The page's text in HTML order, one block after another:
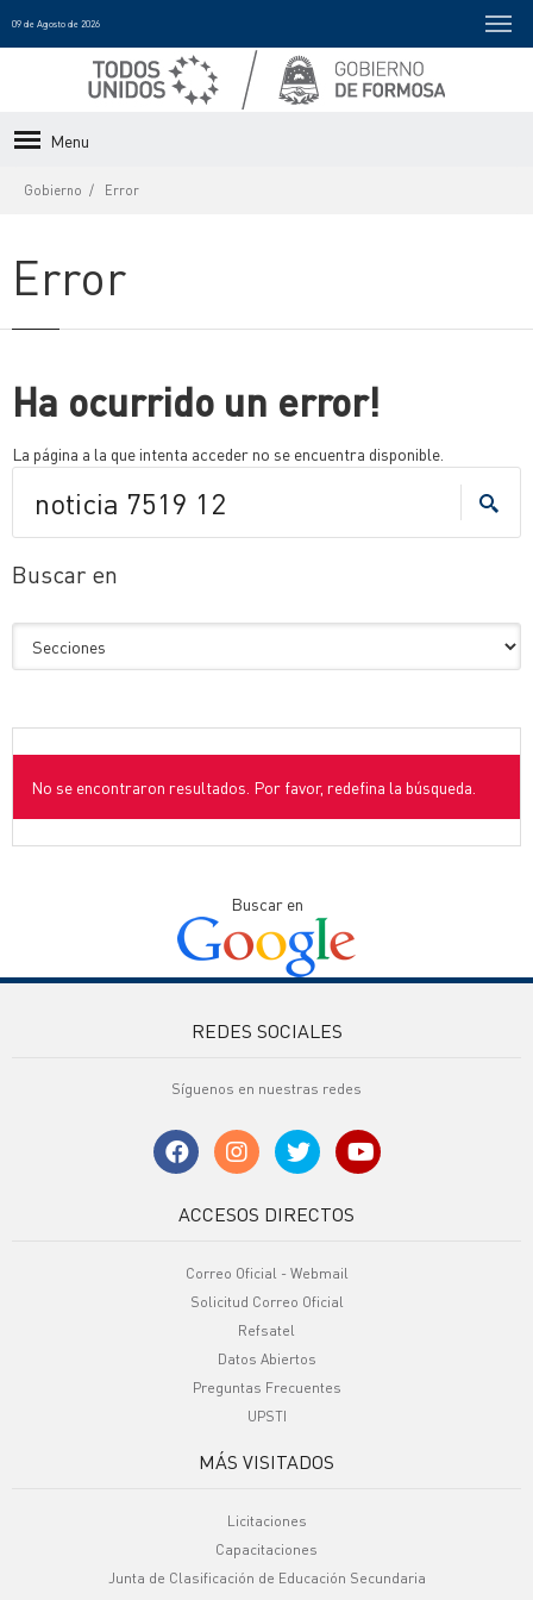
09 de Agosto de 2026
Menu
Gobierno Error
Error
Ha ocurrido un error!
La página a la que intenta acceder no se encuentra disponible.
Buscar en
No se encontraron resultados. Por favor, redefina la búsqueda.
Buscar en
REDES SOCIALES
Síguenos en nuestras redes
ACCESOS DIRECTOS
Correo Oficial - Webmail
Solicitud Correo Oficial
Refsatel
Datos Abiertos
Preguntas Frecuentes
UPSTI
MÁS VISITADOS
Licitaciones
Capacitaciones
Junta de Clasificación de Educación Secundaria